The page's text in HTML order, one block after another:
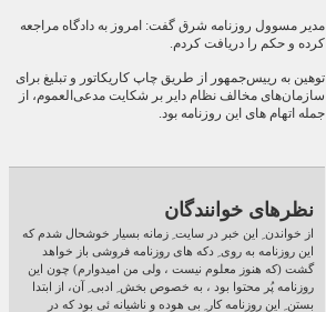
مدیر مسوول روزنامه شرق گفت: امروز به دادگاه مراجعه
كرده و حكم را دريافت كردم.
توهين به ریيس‌‏جمهور از طريق چاپ كاريكاتور و تبليغ برای
سازمان‌‏های مخالف نظام داير بر شكايت مدعی‌‏العموم، از
جمله اتهام های این روزنامه بود.
نظرهای خوانندگان
از خواندن ِ این خبر در سایت ِ زمانه بسیار خوشحال شدم که
این روزنامه به روی ِ دکه های روزنامه فروشی باز خواهد
گشت (که هنوز معلوم نیست ، ولی من امیدوارم) چون این
روزنامه پُر محتوا بود ، به خصوص بخش ِ ادبی ِ آن، از ابتدا
بستن ِ این روزنامه کار ِ بی هوده و ناشیانه ئی بود که در